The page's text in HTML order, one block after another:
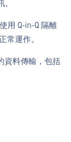
。
用 Q-in-Q 隔離
常運作。
資料傳輸，包括